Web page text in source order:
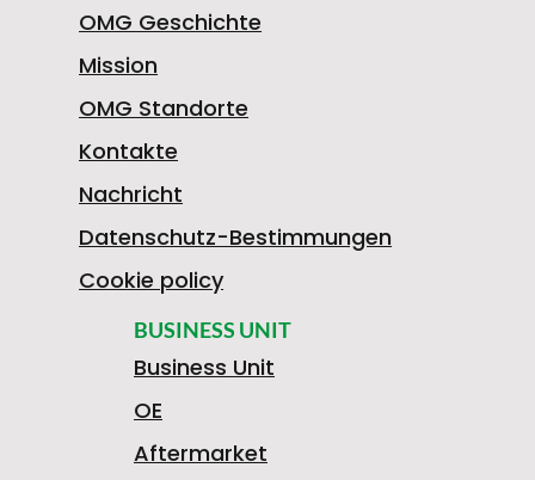
BUSINESS UNIT
Business Unit
OE
Aftermarket
OMG Geschichte
Mission
OMG Standorte
Kontakte
Nachricht
Datenschutz-Bestimmungen
Cookie policy